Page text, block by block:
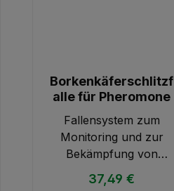
Borkenkäferschlitzf
alle für Pheromone
Fallensystem zum
Monitoring und zur
Bekämpfung von
Borkenkäfern im Forst.
Das
Regulärer Preis:
37,49 €